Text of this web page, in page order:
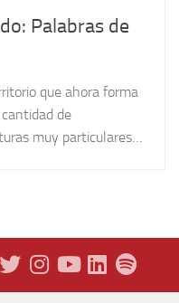
Palabras de
que ahora forma
de
muy particulares…